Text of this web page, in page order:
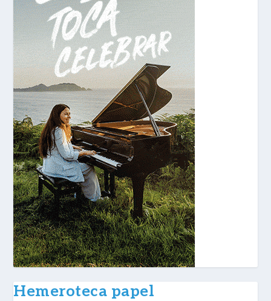
Hemeroteca papel